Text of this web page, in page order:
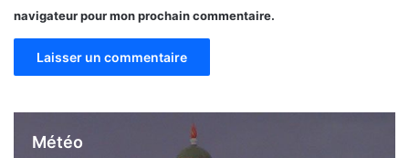
o
e
navigateur pour mon prochain commentaire.
Météo